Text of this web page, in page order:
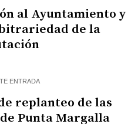
al Ayuntamiento y
de la
ENTRADA
replanteo de las
Punta Margalla